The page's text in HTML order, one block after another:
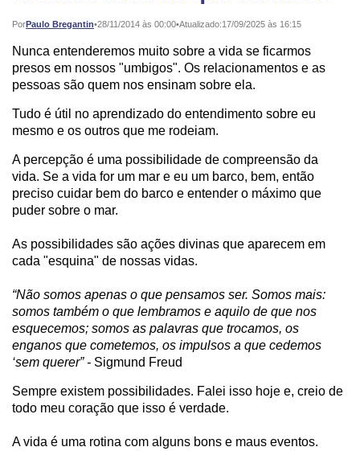
PorPaulo Bregantin•
Publicado: 28/11/2014 às 00:00•Atualizado:17/09/2025 às 16:15
Nunca entenderemos muito sobre a vida se ficarmos
presos em nossos "umbigos". Os relacionamentos e as
pessoas são quem nos ensinam sobre ela.
Tudo é útil no aprendizado do entendimento sobre eu
mesmo e os outros que me rodeiam.
A percepção é uma possibilidade de compreensão da
vida. Se a vida for um mar e eu um barco, bem, então
preciso cuidar bem do barco e entender o máximo que
puder sobre o mar.
As possibilidades são ações divinas que aparecem em
cada "esquina" de nossas vidas.
“Não somos apenas o que pensamos ser. Somos mais:
somos também o que lembramos e aquilo de que nos
esquecemos; somos as palavras que trocamos, os
enganos que cometemos, os impulsos a que cedemos
‘sem querer” - Sigmund Freud
Sempre existem possibilidades. Falei isso hoje e, creio de
todo meu coração que isso é verdade.
A vida é uma rotina com alguns bons e maus eventos.